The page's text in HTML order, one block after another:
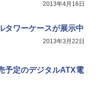
2013年4月16日
タワーケースが展示中
2013年3月22日
予定のデジタルATX電